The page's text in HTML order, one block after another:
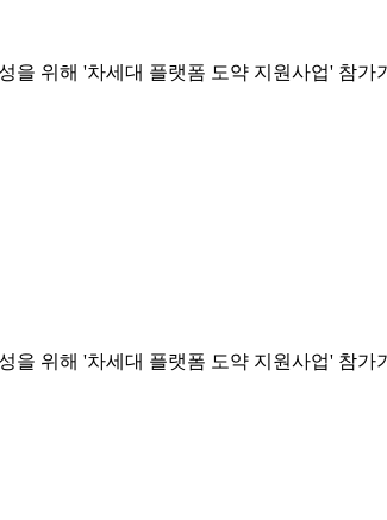
위해 '차세대 플랫폼 도약 지원사업' 참
위해 '차세대 플랫폼 도약 지원사업' 참